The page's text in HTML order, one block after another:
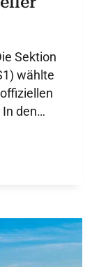
Sektion
wählte
den
die